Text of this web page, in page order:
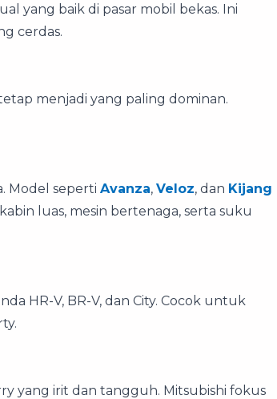
yang baik di pasar mobil bekas. Ini
cerdas.
menjadi yang paling dominan.
Model seperti Avanza, Veloz, dan Kijang
luas, mesin bertenaga, serta suku
HR-V, BR-V, dan City. Cocok untuk
yang irit dan tangguh. Mitsubishi fokus